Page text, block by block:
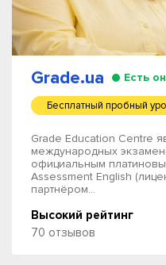
Grade.ua Есть
Бесплатный пробный
Grade Education Centre
международных
официальным
Assessment English
партнёром...
Высокий рейтинг
70 отзывов